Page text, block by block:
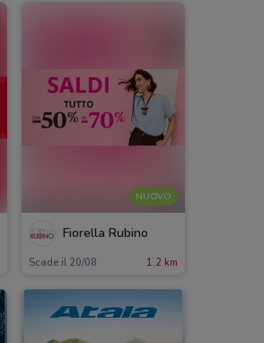
NUOVO
Fiorella Rubino
Scade il 20/08 1.2 km